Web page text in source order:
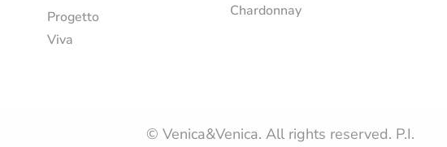
Progetto
Viva
Chardonnay
© Venica&Venica. All rights reserved. P.I.